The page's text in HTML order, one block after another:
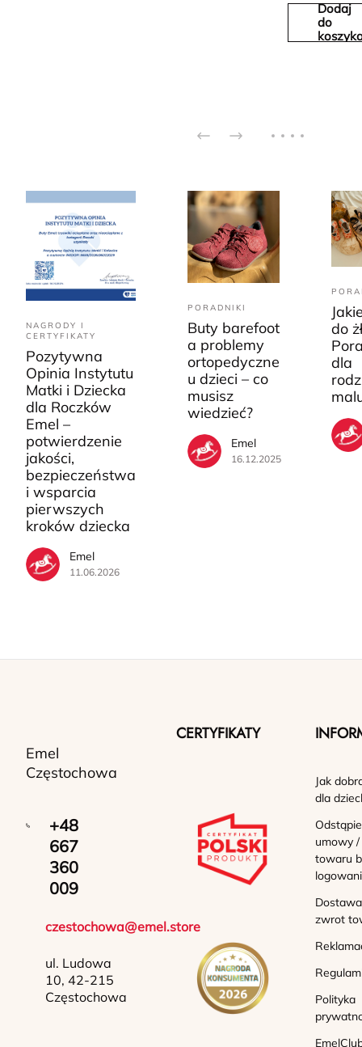
Dodaj
do
NAGRODY I
CERTYFIKATY
Pozytywna
Opinia Instytutu
Matki i Dziecka
dla Roczków
Emel –
potwierdzenie
jakości,
bezpieczeństwa
i wsparcia
pierwszych
kroków dziecka
Emel
11.06.2026
PORADNIKI
Buty barefoot
a problemy
ortopedyczne
u dzieci – co
musisz
wiedzieć?
Emel
16.12.2025
do
dla
Emel
Częstochowa
+48
667
360
009
czestochowa@emel.store
ul. Ludowa
10, 42-215
Częstochowa
CERTYFIKATY
Jak
dla
umowy
towaru
zwrot
Polityka